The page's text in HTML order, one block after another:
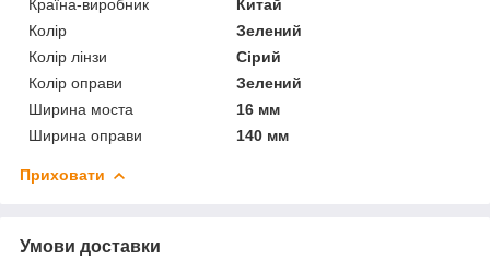
Країна-виробник
Китай
Колір
Зелений
Колір лінзи
Сірий
Колір оправи
Зелений
Ширина моста
16 мм
Ширина оправи
140 мм
Приховати
Умови доставки